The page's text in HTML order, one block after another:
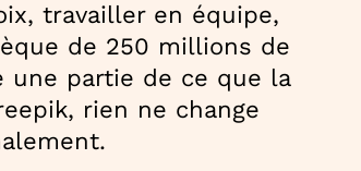
travailler en équipe,
de 250 millions de
une partie de ce que la
rien ne change